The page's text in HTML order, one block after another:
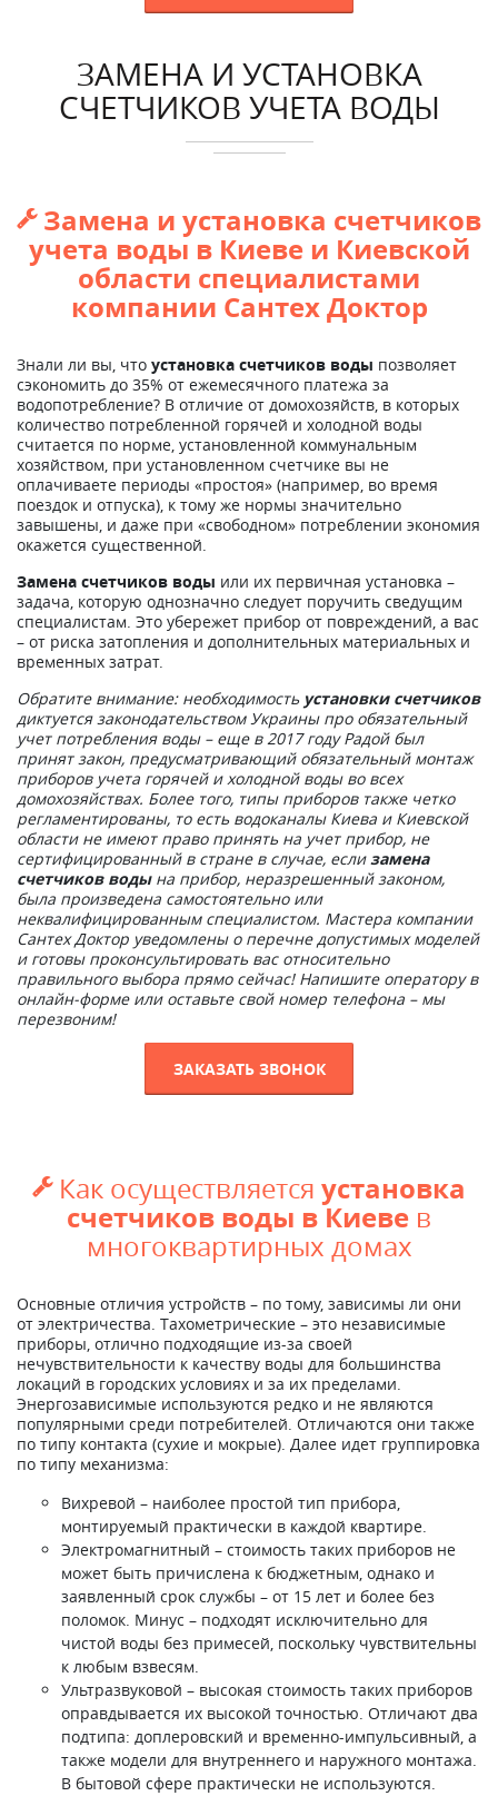
ЗАМЕНА И УСТАНОВКА
СЧЕТЧИКОВ УЧЕТА ВОДЫ
 Замена и установка счетчиков
учета воды в Киеве и Киевской
области специалистами
компании Сантех Доктор
Знали ли вы, что установка счетчиков воды позволяет
сэкономить до 35% от ежемесячного платежа за
водопотребление? В отличие от домохозяйств, в которых
количество потребленной горячей и холодной воды
считается по норме, установленной коммунальным
хозяйством, при установленном счетчике вы не
оплачиваете периоды «простоя» (например, во время
поездок и отпуска), к тому же нормы значительно
завышены, и даже при «свободном» потреблении экономия
окажется существенной.
Замена счетчиков воды или их первичная установка –
задача, которую однозначно следует поручить сведущим
специалистам. Это убережет прибор от повреждений, а вас
– от риска затопления и дополнительных материальных и
временных затрат.
Обратите внимание: необходимость установки счетчиков
диктуется законодательством Украины про обязательный
учет потребления воды – еще в 2017 году Радой был
принят закон, предусматривающий обязательный монтаж
приборов учета горячей и холодной воды во всех
домохозяйствах. Более того, типы приборов также четко
регламентированы, то есть водоканалы Киева и Киевской
области не имеют право принять на учет прибор, не
сертифицированный в стране в случае, еслизамена
счетчиков воды на прибор, неразрешенный законом,
была произведена самостоятельно или
неквалифицированным специалистом. Мастера компании
Сантех Доктор уведомлены о перечне допустимых моделей
и готовы проконсультировать вас относительно
правильного выбора прямо сейчас! Напишите оператору в
онлайн-форме или оставьте свой номер телефона – мы
перезвоним!
ЗАКАЗАТЬ ЗВОНОК
 Как осуществляется установка
счетчиков воды в Киеве в
многоквартирных домах
Основные отличия устройств – по тому, зависимы ли они
от электричества. Тахометрические – это независимые
приборы, отлично подходящие из-за своей
нечувствительности к качеству воды для большинства
локаций в городских условиях и за их пределами.
Энергозависимые используются редко и не являются
популярными среди потребителей. Отличаются они также
по типу контакта (сухие и мокрые). Далее идет группировка
по типу механизма:
Вихревой – наиболее простой тип прибора,
монтируемый практически в каждой квартире.
Электромагнитный – стоимость таких приборов не
может быть причислена к бюджетным, однако и
заявленный срок службы – от 15 лет и более без
поломок. Минус – подходят исключительно для
чистой воды без примесей, поскольку чувствительны
к любым взвесям.
Ультразвуковой – высокая стоимость таких приборов
оправдывается их высокой точностью. Отличают два
подтипа: доплеровский и временно-импульсивный, а
также модели для внутреннего и наружного монтажа.
В бытовой сфере практически не используются.